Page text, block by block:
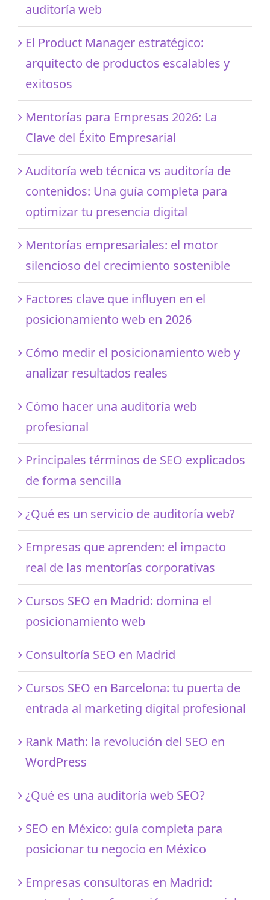
auditoría web
El Product Manager estratégico:
arquitecto de productos escalables y
exitosos
Mentorías para Empresas 2026: La
Clave del Éxito Empresarial
Auditoría web técnica vs auditoría de
contenidos: Una guía completa para
optimizar tu presencia digital
Mentorías empresariales: el motor
silencioso del crecimiento sostenible
Factores clave que influyen en el
posicionamiento web en 2026
Cómo medir el posicionamiento web y
analizar resultados reales
Cómo hacer una auditoría web
profesional
Principales términos de SEO explicados
de forma sencilla
¿Qué es un servicio de auditoría web?
Empresas que aprenden: el impacto
real de las mentorías corporativas
Cursos SEO en Madrid: domina el
posicionamiento web
Consultoría SEO en Madrid
Cursos SEO en Barcelona: tu puerta de
entrada al marketing digital profesional
Rank Math: la revolución del SEO en
WordPress
¿Qué es una auditoría web SEO?
SEO en México: guía completa para
posicionar tu negocio en México
Empresas consultoras en Madrid: